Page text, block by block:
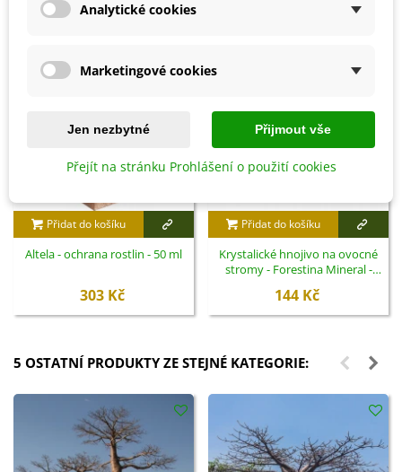
Přidat do košíku
Altela - ochrana rostlin - 50 ml
303 Kč
Přidat do košíku
Krystalické hnojivo na ovocné
stromy - Forestina Mineral -
144 Kč
5 OSTATNÍ PRODUKTY ZE STEJNÉ KATEGORIE:
Analytické cookies
Marketingové cookies
Jen nezbytné Přijmout vše
Přejít na stránku Prohlášení o použití cookies